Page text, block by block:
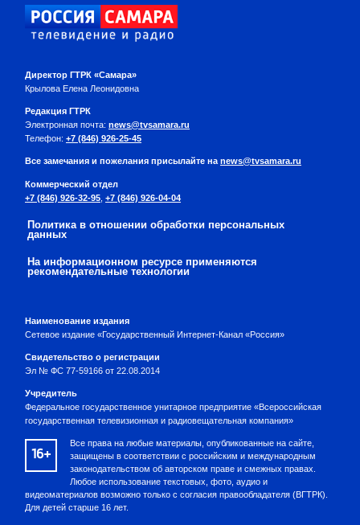
Директор ГТРК «Самара»
Крылова Елена Леонидовна
Редакция ГТРК
Электронная почта: news@tvsamara.ru
Телефон: +7 (846) 926-25-45
Все замечания и пожелания присылайте наnews@tvsamara.ru
Коммерческий отдел
+7 (846) 926-32-95 +7 (846) 926-04-04
Политика в отношении обработки персональных
данных
На информационном ресурсе применяются
рекомендательные технологии
Наименование издания
Сетевое издание «Государственный Интернет-Канал «Россия»
Свидетельство о регистрации
Эл № ФС 77-59166 от 22.08.2014
Учредитель
Федеральное государственное унитарное предприятие «Всероссийская
государственная телевизионная и радиовещательная компания»
16+
Все права на любые материалы, опубликованные на сайте,
защищены в соответствии с российским и международным
законодательством об авторском праве и смежных правах.
Любое использование текстовых, фото, аудио и
видеоматериалов возможно только с согласия правообладателя (ВГТРК).
Для детей старше 16 лет.